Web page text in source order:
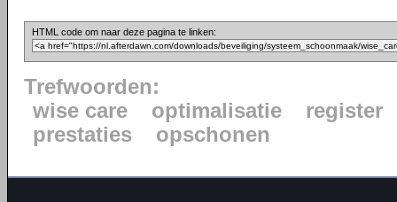
HTML code om naar deze pagina te linken:
Trefwoorden:
wise care
optimalisatie
register
prestaties
opschonen